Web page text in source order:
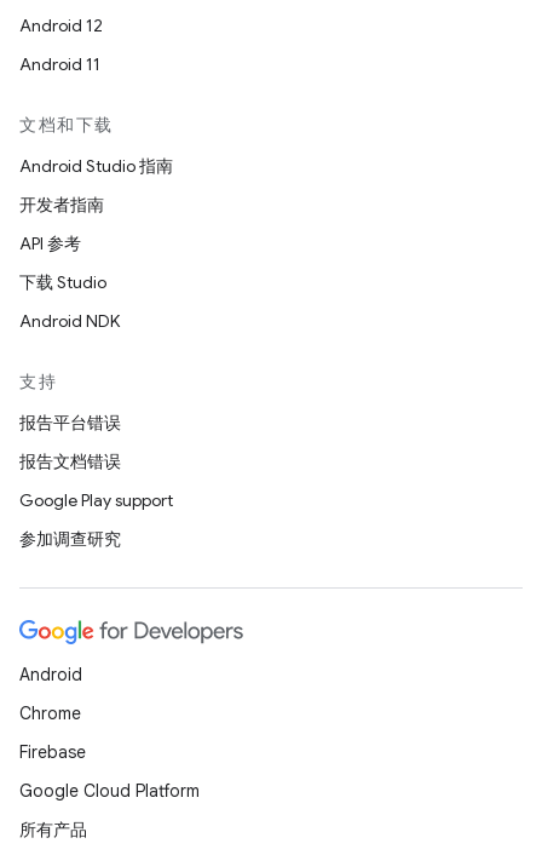
Android 12
Android 11
文档和下载
Android Studio 指南
开发者指南
API 参考
下载 Studio
Android NDK
支持
报告平台错误
报告文档错误
Google Play support
参加调查研究
Android
Chrome
Firebase
Google Cloud Platform
所有产品